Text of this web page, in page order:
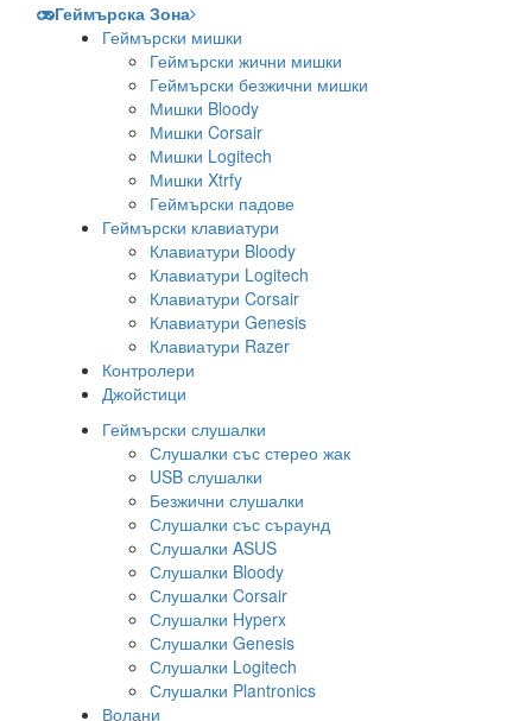
Геймърска Зона
Геймърски мишки
Геймърски жични мишки
Геймърски безжични мишки
Мишки Bloody
Мишки Corsair
Мишки Logitech
Мишки Xtrfy
Геймърски падове
Геймърски клавиатури
Клавиатури Bloody
Клавиатури Logitech
Клавиатури Corsair
Клавиатури Genesis
Клавиатури Razer
Контролери
Джойстици
Геймърски слушалки
Слушалки със стерео жак
USB слушалки
Безжични слушалки
Слушалки със съраунд
Слушалки ASUS
Слушалки Bloody
Слушалки Corsair
Слушалки Hyperx
Слушалки Genesis
Слушалки Logitech
Слушалки Plantronics
Волани